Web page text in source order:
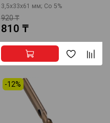
3,5x33x61 мм; Co 5%
920 ₸
810 ₸
-12%